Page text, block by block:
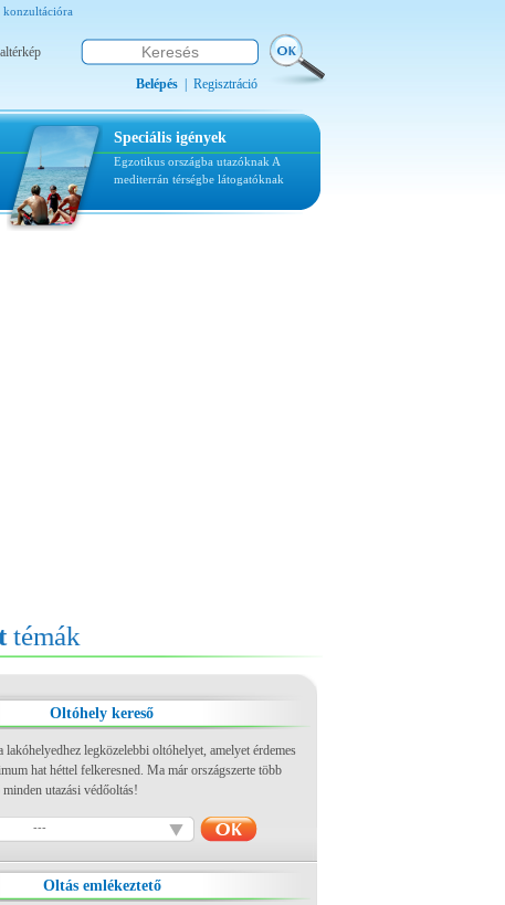
konzultációra
Belépés Regisztráció
Speciális igények
Egzotikus országba utazóknak A
mediterrán térségbe látogatóknak
témák
Oltóhely kereső
lakóhelyedhez legközelebbi oltóhelyet, amelyet érdemes
hat héttel felkeresned. Ma már országszerte több
utazási védőoltás!
---
Oltás emlékeztető